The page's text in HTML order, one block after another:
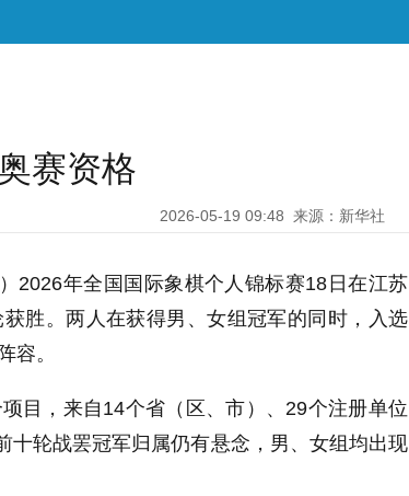
赛资格
2026-05-19 09:48 来源：新华社
年全国国际象棋个人锦标赛18日在江苏
胜。两人在获得男、女组冠军的同时，入选
容。
，来自14个省（区、市）、29个注册单位
十轮战罢冠军归属仍有悬念，男、女组均出现